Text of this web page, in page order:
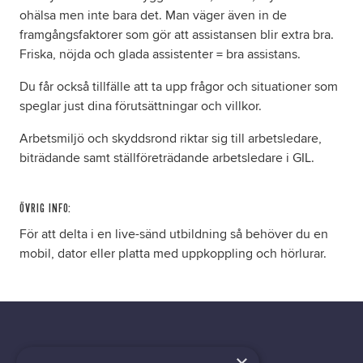
ohälsa men inte bara det. Man väger även in de
framgångsfaktorer som gör att assistansen blir extra bra.
Friska, nöjda och glada assistenter = bra assistans.
Du får också tillfälle att ta upp frågor och situationer som
speglar just dina förutsättningar och villkor.
Arbetsmiljö och skyddsrond riktar sig till arbetsledare,
biträdande samt ställföreträdande arbetsledare i GIL.
ÖVRIG INFO:
För att delta i en live-sänd utbildning så behöver du en
mobil, dator eller platta med uppkoppling och hörlurar.